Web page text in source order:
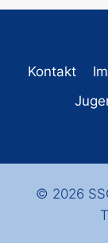
Kontakt
© 2026